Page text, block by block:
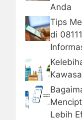
Anda
Tips
di
Lebih